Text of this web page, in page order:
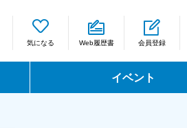
気になる Web履歴書 会員登録
イベント